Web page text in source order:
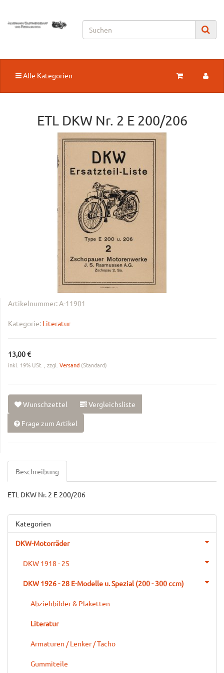
Alle Kategorien
ETL DKW Nr. 2 E 200/206
Artikelnummer:A-11901
Kategorie: Literatur
13,00 €
inkl. 19% USt. , zzgl. Versand (Standard)
Wunschzettel Vergleichsliste
Frage zum Artikel
Beschreibung
ETL DKW Nr. 2 E 200/206
Kategorien
DKW-Motorräder
DKW 1918 - 25
DKW 1926 - 28 E-Modelle u. Spezial (200 - 300 ccm)
Abziehbilder & Plaketten
Literatur
Armaturen / Lenker / Tacho
Gummiteile